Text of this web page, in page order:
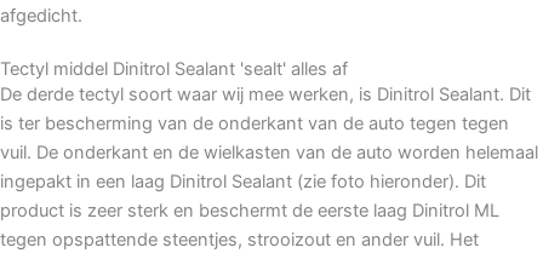
afgedicht.
Tectyl middel Dinitrol Sealant 'sealt' alles af
De derde tectyl soort waar wij mee werken, is Dinitrol Sealant. Dit
is ter bescherming van de onderkant van de auto tegen tegen
vuil. De onderkant en de wielkasten van de auto worden helemaal
ingepakt in een laag Dinitrol Sealant (zie foto hieronder). Dit
product is zeer sterk en beschermt de eerste laag Dinitrol ML
tegen opspattende steentjes, strooizout en ander vuil. Het